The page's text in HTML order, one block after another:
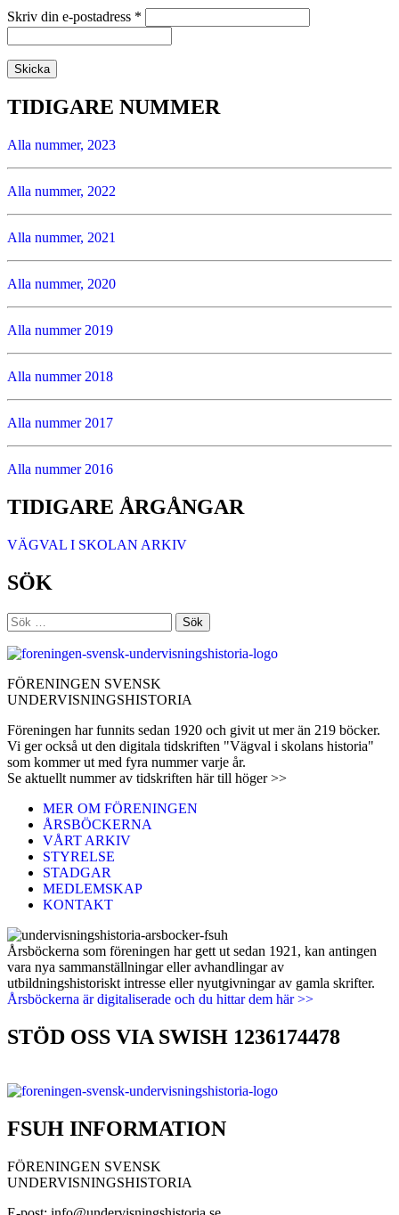
Skriv din e-postadress *
TIDIGARE NUMMER
Alla nummer, 2023
Alla nummer, 2022
Alla nummer, 2021
Alla nummer, 2020
Alla nummer 2019
Alla nummer 2018
Alla nummer 2017
Alla nummer 2016
TIDIGARE ÅRGÅNGAR
VÄGVAL I SKOLAN ARKIV
SÖK
Sök
efter:
FÖRENINGEN SVENSK
UNDERVISNINGSHISTORIA
Föreningen har funnits sedan 1920 och givit ut mer än 219 böcker.
Vi ger också ut den digitala tidskriften "Vägval i skolans historia"
som kommer ut med fyra nummer varje år.
Se aktuellt nummer av tidskriften här till höger >>
MER OM FÖRENINGEN
ÅRSBÖCKERNA
VÅRT ARKIV
STYRELSE
STADGAR
MEDLEMSKAP
KONTAKT
Årsböckerna som föreningen har gett ut sedan 1921, kan antingen
vara nya sammanställningar eller avhandlingar av
utbildningshistoriskt intresse eller nyutgivningar av gamla skrifter.
Årsböckerna är digitaliserade och du hittar dem här >>
STÖD OSS VIA SWISH 1236174478
FSUH INFORMATION
FÖRENINGEN SVENSK
UNDERVISNINGSHISTORIA